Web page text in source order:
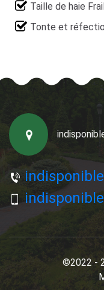
Taille de haie
Tonte et
indisponible
indisponible
©2022 -